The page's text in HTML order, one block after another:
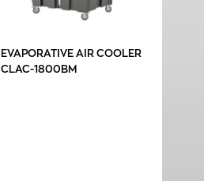
EVAPORATIVE AIR COOLER
CLAC-1800BM